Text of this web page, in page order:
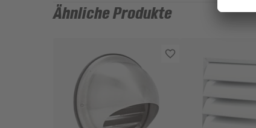
Ähnliche Produkte